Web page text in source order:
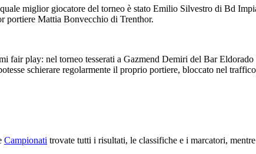
quale miglior giocatore del torneo è stato Emilio Silvestro di Bd
portiere Mattia Bonvecchio di Trenthor.
fair play: nel torneo tesserati a Gazmend Demiri del Bar
schierare regolarmente il proprio portiere, bloccato nel
Campionati trovate tutti i risultati, le classifiche e i marcatori,